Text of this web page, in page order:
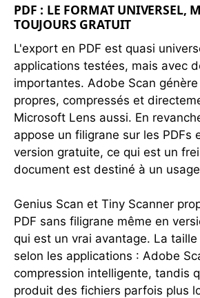
PDF : LE FORMAT UNIVERSEL,
TOUJOURS GRATUIT
L'export en PDF est quasi
applications testées, mais avec
importantes. Adobe Scan génère
propres, compressés et
Microsoft Lens aussi. En
appose un filigrane sur les PDFs
version gratuite, ce qui est un
document est destiné à un
Genius Scan et Tiny Scanner
PDF sans filigrane même en
qui est un vrai avantage. La
selon les applications : Adobe
compression intelligente, tandis
produit des fichiers parfois plus